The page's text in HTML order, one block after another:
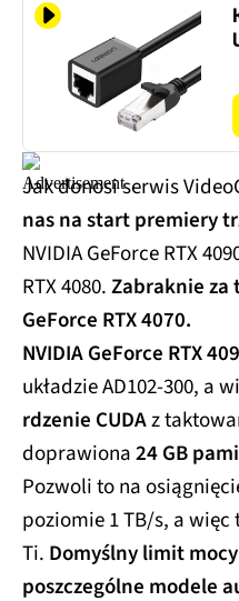
Jak donosi serwis
nas na start premiery
NVIDIA GeForce RTX
RTX 4080.Zabraknie za
GeForce RTX 4070.
NVIDIA GeForce RTX
układzie AD102-300, a
rdzenie CUDAz
doprawiona24 GB
Pozwoli to na
poziomie 1 TB/s, a więc
Ti. Domyślny limit
poszczególne modele